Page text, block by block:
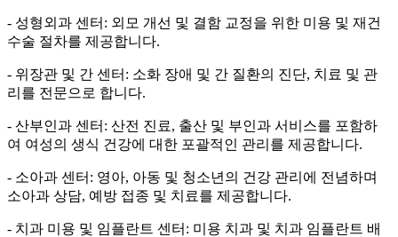
- 성형외과 센터: 외모 개선 및 결함 교정을 위한 미용 및 재건
수술 절차를 제공합니다.
- 위장관 및 간 센터: 소화 장애 및 간 질환의 진단, 치료 및 관
리를 전문으로 합니다.
- 산부인과 센터: 산전 진료, 출산 및 부인과 서비스를 포함하
여 여성의 생식 건강에 대한 포괄적인 관리를 제공합니다.
- 소아과 센터: 영아, 아동 및 청소년의 건강 관리에 전념하며
소아과 상담, 예방 접종 및 치료를 제공합니다.
- 치과 미용 및 임플란트 센터: 미용 치과 및 치과 임플란트 배